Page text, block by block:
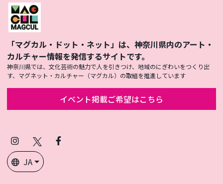
「マグカル・ドット・ネット」は、神奈川県内のアート・
カルチャー情報を発信するサイトです。
神奈川県では、文化芸術の魅力で人を引きつけ、地域のにぎわいをつくり出
す、マグネット・カルチャー（マグカル）の取組を推進しています
イベント掲載ご希望はこちら
Instagram
(Twitter)
Facebook
JA